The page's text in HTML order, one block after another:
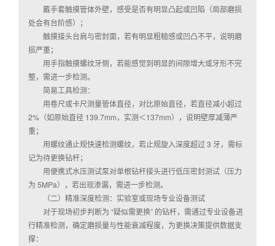
戴手套触摸管体外壁，感受是否有明显凸起或凹陷（局部磨损
处会有台阶感）；
触摸接头台肩与密封面，若有明显粗糙感或凹凸不平，说明磨
损严重；
用手指触摸螺纹牙侧，若能感觉到明显的间隙增大或牙形不完
整，需进一步检测。
简易工具检测：
用卷尺或卡尺测量管体直径，对比原始直径，若直径减小超过
2%（如原始直径 139.7mm，实测＜137mm），说明壁厚减薄严
重；
用螺纹通止规快速检测螺纹，若止规旋入深度超过 3 牙，需标
记为待更换钻杆；
用便携式水压测试泵对单根钻杆接头进行低压密封测试（压力
为 5MPa），若出现渗漏，需进一步检测。
（二）精准深度检测：实验室或现场专业设备测试
对于现场初步判断为 “疑似需更换” 的钻杆，需通过专业设备进
行精准检测，确定磨损量与性能衰减程度，为更换决策提供数据支
撑：